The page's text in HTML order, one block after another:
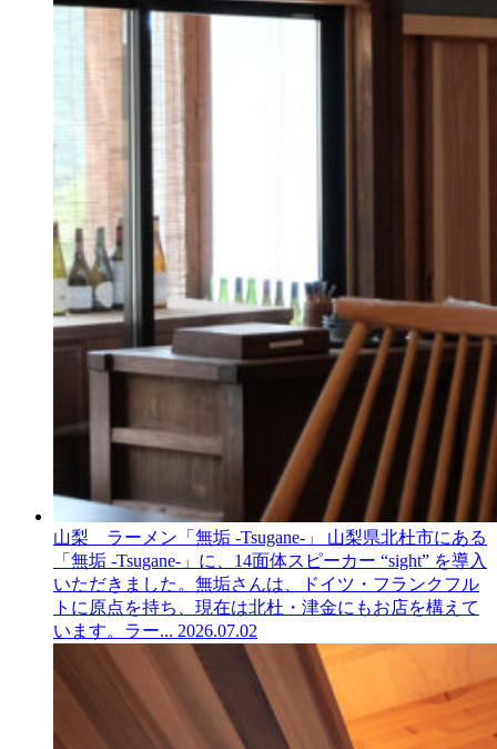
山梨 ラーメン「無垢 -Tsugane-」
山梨県北杜市にある
「無垢 -Tsugane-」に、14面体スピーカー “sight” を導入
いただきました。無垢さんは、ドイツ・フランクフル
トに原点を持ち、現在は北杜・津金にもお店を構えて
います。ラー... 2026.07.02